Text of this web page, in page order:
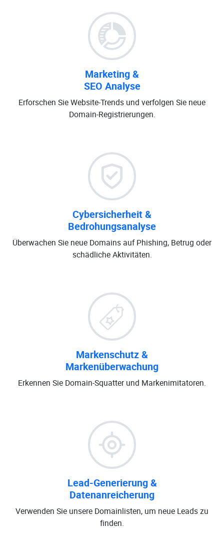
Marketing &
SEO Analyse
Erforschen Sie Website-Trends und verfolgen Sie neue
Domain-Registrierungen.
Cybersicherheit &
Bedrohungsanalyse
Überwachen Sie neue Domains auf Phishing, Betrug oder
schädliche Aktivitäten.
Markenschutz &
Markenüberwachung
Erkennen Sie Domain-Squatter und Markenimitatoren.
Lead-Generierung &
Datenanreicherung
Verwenden Sie unsere Domainlisten, um neue Leads zu
finden.